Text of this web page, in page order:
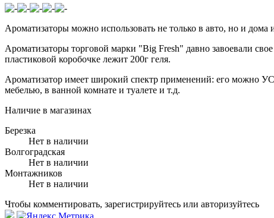
Ароматизаторы можно использовать не только в авто, но и дома
Ароматизаторы торговой марки "Big Fresh" давно завоевали
пластиковой коробочке лежит 200г геля.
Ароматизатор имеет широкий спектр применений: его
мебелью, в ванной комнате и туалете и т.д.
Наличие в магазинах
Березка
Нет в наличии
Волгоградская
Нет в наличии
Монтажников
Нет в наличии
Чтобы комментировать, зарегистрируйтесь или авторизуйтесь